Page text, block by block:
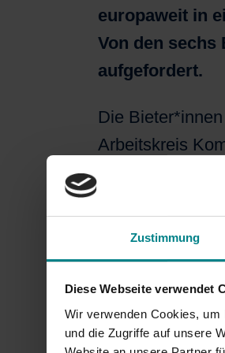
Zustimmung
Diese Webseite verwendet
Wir verwenden Cookies,
und die Zugriffe auf unsere
europaweit in
Von den sechs
aufgefordert.
Die
Arbeitskreis
Die Agentur hat
gezogenen
gegeben.